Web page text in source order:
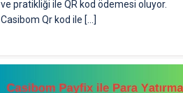
ve pratikliği ile QR kod ödemesi oluyor.
Casibom Qr kod ile […]